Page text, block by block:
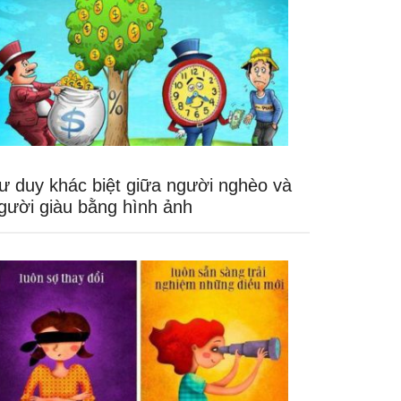
duy khác biệt giữa người nghèo và
giàu bằng hình ảnh